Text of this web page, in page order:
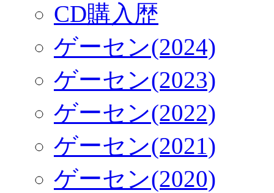
CD購入歴
ゲーセン(2024)
ゲーセン(2023)
ゲーセン(2022)
ゲーセン(2021)
ゲーセン(2020)